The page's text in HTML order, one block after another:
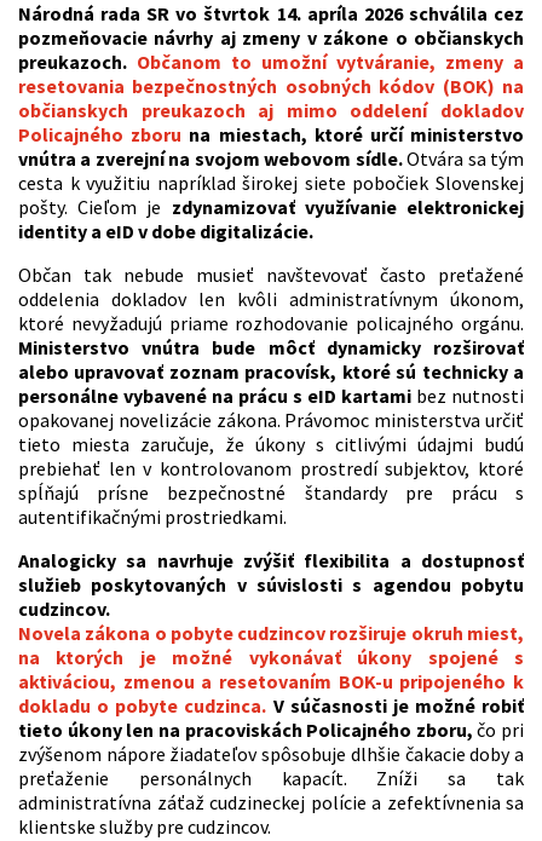
Národná rada SR vo štvrtok 14. apríla 2026 schválila cez
pozmeňovacie návrhy aj zmeny v zákone o občianskych
preukazoch. Občanom to umožní vytváranie, zmeny a
resetovania bezpečnostných osobných kódov (BOK) na
občianskych preukazoch aj mimo oddelení dokladov
Policajného zboru na miestach, ktoré určí ministerstvo
vnútra a zverejní na svojom webovom sídle.Otvára sa tým
cesta k využitiu napríklad širokej siete pobočiek Slovenskej
pošty. Cieľom je zdynamizovať využívanie elektronickej
identity a eID v dobe digitalizácie.
Občan tak nebude musieť navštevovať často preťažené
oddelenia dokladov len kvôli administratívnym úkonom,
ktoré nevyžadujú priame rozhodovanie policajného orgánu.
Ministerstvo vnútra bude môcť dynamicky rozširovať
alebo upravovať zoznam pracovísk, ktoré sú technicky a
personálne vybavené na prácu s eID kartami bez nutnosti
opakovanej novelizácie zákona. Právomoc ministerstva určiť
tieto miesta zaručuje, že úkony s citlivými údajmi budú
prebiehať len v kontrolovanom prostredí subjektov, ktoré
spĺňajú prísne bezpečnostné štandardy pre prácu s
autentifikačnými prostriedkami.
Analogicky sa navrhuje zvýšiť flexibilita a dostupnosť
služieb poskytovaných v súvislosti s agendou pobytu
cudzincov.
Novela zákona o pobyte cudzincov rozširuje okruh miest,
na ktorých je možné vykonávať úkony spojené s
aktiváciou, zmenou a resetovaním BOK-u pripojeného k
dokladu o pobyte cudzinca. V súčasnosti je možné robiť
tieto úkony len na pracoviskách Policajného zboru,čo pri
zvýšenom nápore žiadateľov spôsobuje dlhšie čakacie doby a
preťaženie personálnych kapacít. Zníži sa tak
administratívna záťaž cudzineckej polície a zefektívnenia sa
klientske služby pre cudzincov.